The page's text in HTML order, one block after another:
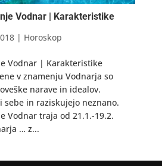
Vodnar | Karakteristike
| Horoskop
Vodnar | Karakteristike
v znamenju Vodnarja so
narave in idealov.
sebe in raziskujejo neznano.
Vodnar traja od 21.1.-19.2.
… z...